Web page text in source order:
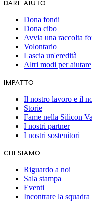
DARE AIUTO
Dona fondi
Dona cibo
Avvia una raccolta
Volontario
Lascia un'eredità
Altri modi per aiutare
IMPATTO
Il nostro lavoro e il
Storie
Fame nella Silicon
I nostri partner
I nostri sostenitori
CHI SIAMO
Riguardo a noi
Sala stampa
Eventi
Incontrare la squadra